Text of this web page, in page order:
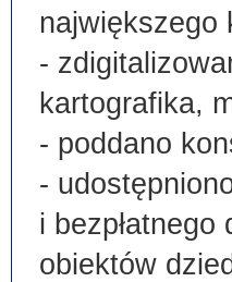
największego
-
kartografika,
- poddano
-
i
obiektów